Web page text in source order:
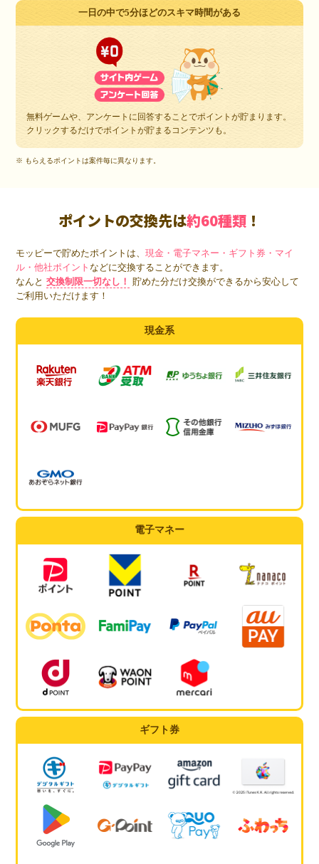
一日の中で5分ほどのスキマ時間がある
無料ゲームや、アンケートに回答することでポイントが貯まります。
クリックするだけでポイントが貯まるコンテンツも。
※ もらえるポイントは案件毎に異なります。
ポイントの交換先は約60種類 ！
モッピーで貯めたポイントは、現金・電子マネー・ギフト券・マイ
ル・他社ポイントなどに交換することができます。
なんと 交換制限一切なし！
貯めた分だけ交換ができるから安心して
ご利用いただけます！
現金系
電子マネー
ギフト券